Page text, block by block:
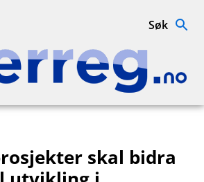
Interreg.no
Søk
skal bidra